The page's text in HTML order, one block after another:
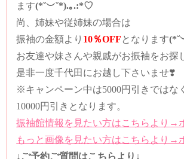
ます(*˘︶˘*).｡.:*♡
尚、姉妹や従姉妹の場合は
振袖の金額より 10％OFF となります
お友達や妹さんや親戚がお振袖をお探
是非一度千代田にお越し下さいませ❣️
※キャンペーン中は5000円引きではなく
10000円引きとなります。
振袖館情報を見たい方はこちらより→
もっと画像を見たい方はこちらより→
↓ご予約ご質問はこちらより↓